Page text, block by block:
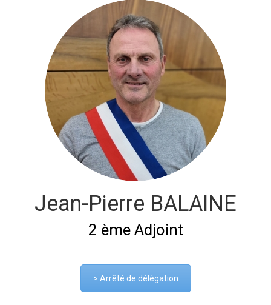
MUNICIPALITÉ
EVÉNEMENTS
Jean-Pierre BALAINE
2 ème Adjoint
> Arrêté de délégation